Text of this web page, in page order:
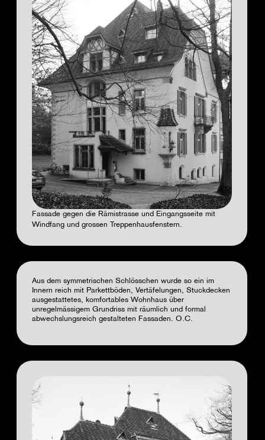
Fassade gegen die Rämistrasse und Eingangsseite mit
Windfang und grossen Treppenhausfenstern.
Aus dem symmetrischen Schlösschen wurde so ein im
Innern reich mit Parkettböden, Vertäfelungen, Stuckdecken
ausgestattetes, komfortables Wohnhaus über
unregelmässigem Grundriss mit räumlich und formal
abwechslungsreich gestalteten Fassaden. O.C.